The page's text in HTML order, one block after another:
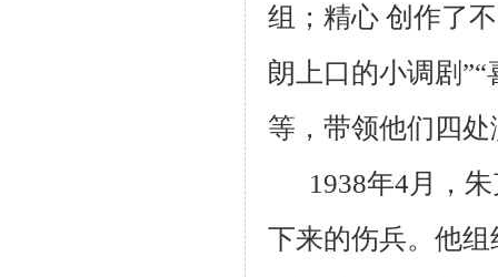
组；精心 创作了
朗上口的小调剧
等，带领他们四
1938年4月，
下来的伤兵。他